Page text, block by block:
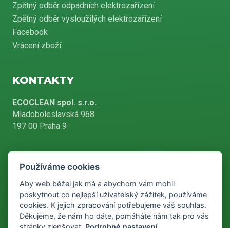
Zpětný odběr odpadních elektrozařízení
Zpětný odběr vysloužilých elektrozařízení
Facebook
Vrácení zboží
KONTAKTY
ECOCLEAN spol. s.r.o.
Mladoboleslavská 968
197 00 Praha 9
+420 226 804 900
info@ecoclean-praha.cz
Používáme cookies
Aby web běžel jak má a abychom vám mohli
poskytnout co nejlepší uživatelský zážitek, používáme
cookies. K jejich zpracování potřebujeme váš souhlas.
Děkujeme, že nám ho dáte, pomáháte nám tak pro vás